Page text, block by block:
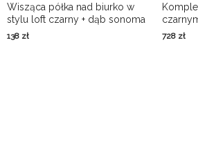
Wisząca półka nad biurko w
stylu loft czarny + dąb sonoma
- Netfox 4X
138 zł 728 zł